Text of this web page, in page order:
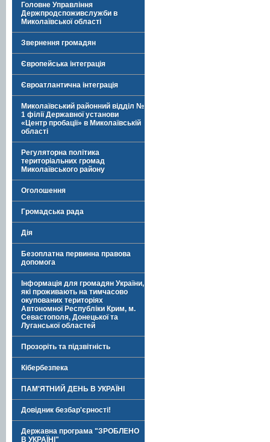
Головне Управління
Держпродспоживслужби в
Миколаївської області
Звернення громадян
Європейська інтеграція
Євроатлантична інтеграція
Миколаївський районний відділ №
1 філії Державної установи
«Центр пробації» в Миколаївській
області
Регуляторна політика
територіальних громад
Миколаївського району
Оголошення
Громадська рада
Дія
Безоплатна первинна правова
допомога
Інформація для громадян України,
які проживають на тимчасово
окупованих територіях
Автономної Республіки Крим, м.
Севастополя, Донецької та
Луганської областей
Прозоріть та підзвітність
Кібербезпека
ПАМ'ЯТНИЙ ДЕНЬ В УКРАЇНІ
Довідник безбар'єрності!
Державна програма "ЗРОБЛЕНО
В УКРАЇНІ"